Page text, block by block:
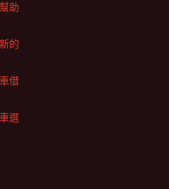
助
的
借
選